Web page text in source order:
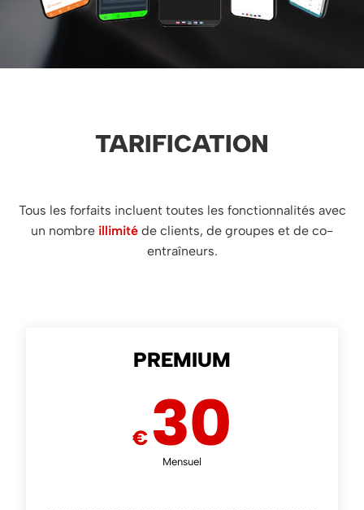
TARIFICATION
Tous les forfaits incluent toutes les fonctionnalités avec
un nombre illimité de clients, de groupes et de co-
entraîneurs.
PREMIUM
€ 30
Mensuel